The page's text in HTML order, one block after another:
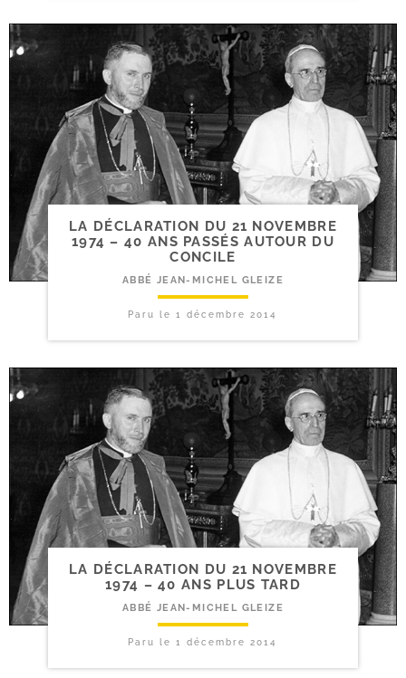
LA DÉCLARATION DU 21 NOVEMBRE
1974 – 40 ANS PASSÉS AUTOUR DU
CONCILE
ABBÉ JEAN-MICHEL GLEIZE
Paru le1 décembre 2014
LA DÉCLARATION DU 21 NOVEMBRE
1974 – 40 ANS PLUS TARD
ABBÉ JEAN-MICHEL GLEIZE
Paru le1 décembre 2014